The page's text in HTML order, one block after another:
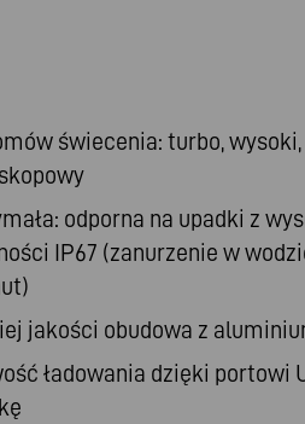
świecenia: turbo,
odporna na upadki z
IP67 (zanurzenie w
jakości obudowa z
ładowania dzięki portowi